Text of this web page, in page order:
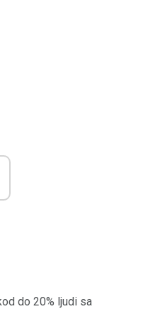
do 20% ljudi sa